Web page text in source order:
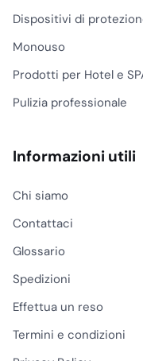
Dispositivi di
Monouso
Prodotti per Hotel e
Pulizia professionale
Informazioni utili
Chi siamo
Contattaci
Glossario
Spedizioni
Effettua un reso
Termini e condizioni